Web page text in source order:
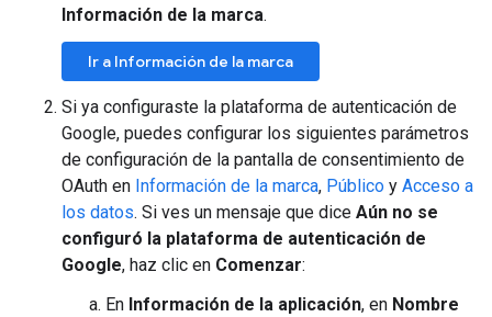
Información de la marca.
Ir a Información de la marca
Si ya configuraste la plataforma de autenticación de
Google, puedes configurar los siguientes parámetros
de configuración de la pantalla de consentimiento de
OAuth en Información de la marca, Público y Acceso a
los datos. Si ves un mensaje que dice Aún no se
configuró la plataforma de autenticación de
Google, haz clic en Comenzar:
En Información de la aplicación, en Nombre